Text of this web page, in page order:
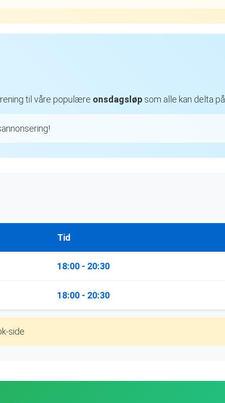
til våre populære onsdagsløpsom alle kan delta på.
Tid
18:00 - 20:30
18:00 - 20:30
side